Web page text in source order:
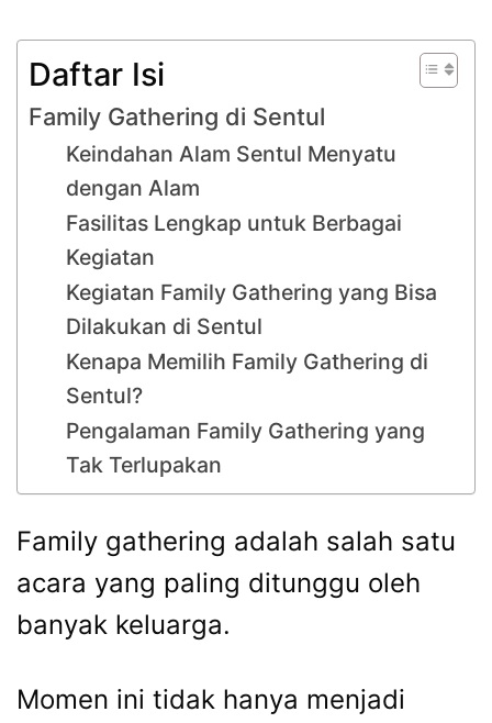
Daftar Isi
Family Gathering di Sentul
Keindahan Alam Sentul Menyatu
dengan Alam
Fasilitas Lengkap untuk Berbagai
Kegiatan
Kegiatan Family Gathering yang Bisa
Dilakukan di Sentul
Kenapa Memilih Family Gathering di
Sentul?
Pengalaman Family Gathering yang
Tak Terlupakan
Family gathering adalah salah satu
acara yang paling ditunggu oleh
banyak keluarga.
Momen ini tidak hanya menjadi